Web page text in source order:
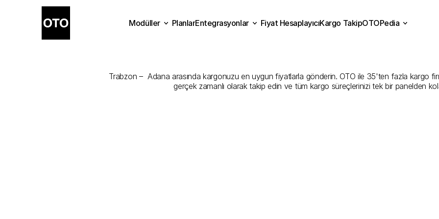
Trabzon –  Adana arasında kargonuzu en uygun fiyatlarla gönderin. OTO ile 35'ten fazla kargo
gerçek zamanlı olarak takip edin ve tüm kargo süreçlerinizi tek bir panelden
Modüller
PlanlarEntegrasyonlar
Fiyat HesaplayıcıKargo TakipOTOPedia